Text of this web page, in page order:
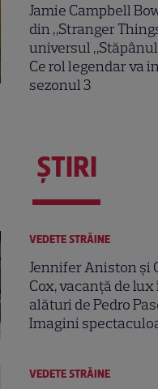
Jamie Campbell
din „Stranger
universul
Ce rol legendar va
sezonul 3
ŞTIRI
VEDETE STRĂINE
Jennifer Aniston și
Cox, vacanță de
alături de Pedro
Imagini
VEDETE STRĂINE